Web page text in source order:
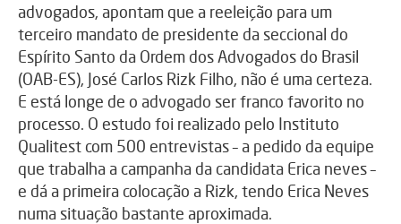
advogados, apontam que a reeleição para um
terceiro mandato de presidente da seccional do
Espírito Santo da Ordem dos Advogados do Brasil
(OAB-ES), José Carlos Rizk Filho, não é uma certeza.
E está longe de o advogado ser franco favorito no
processo. O estudo foi realizado pelo Instituto
Qualitest com 500 entrevistas – a pedido da equipe
que trabalha a campanha da candidata Erica neves –
e dá a primeira colocação a Rizk, tendo Erica Neves
numa situação bastante aproximada.